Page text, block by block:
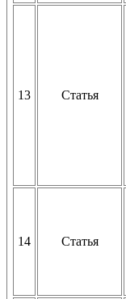
13 Статья
14 Статья